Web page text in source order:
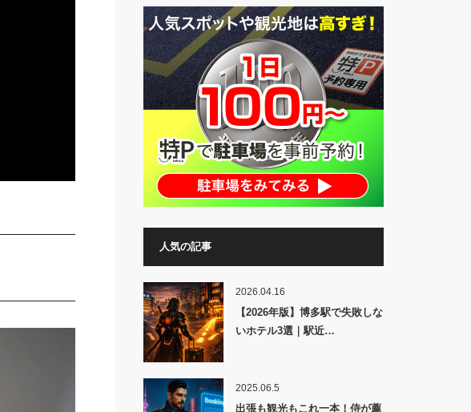
人気の記事
2026.04.16
【2026年版】博多駅で失敗しな
いホテル3選｜駅近…
2025.06.5
出張も観光もこれ一本！侍が薦